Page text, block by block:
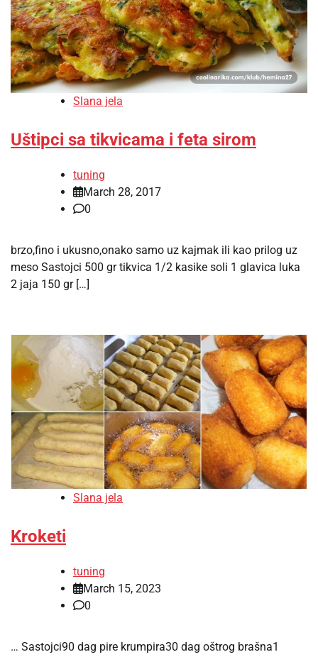
Slana jela
Uštipci sa tikvicama i feta sirom
tuning
March 28, 2017
0
brzo,fino i ukusno,onako samo uz kajmak ili kao prilog uz
meso Sastojci 500 gr tikvica 1/2 kasike soli 1 glavica luka
2 jaja 150 gr […]
Slana jela
Kroketi
tuning
March 15, 2023
0
… Sastojci90 dag pire krumpira30 dag oštrog brašna1